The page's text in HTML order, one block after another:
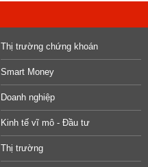
Thị trường chứng khoán
Smart Money
Doanh nghiệp
Kinh tế vĩ mô - Đầu tư
Thị trường